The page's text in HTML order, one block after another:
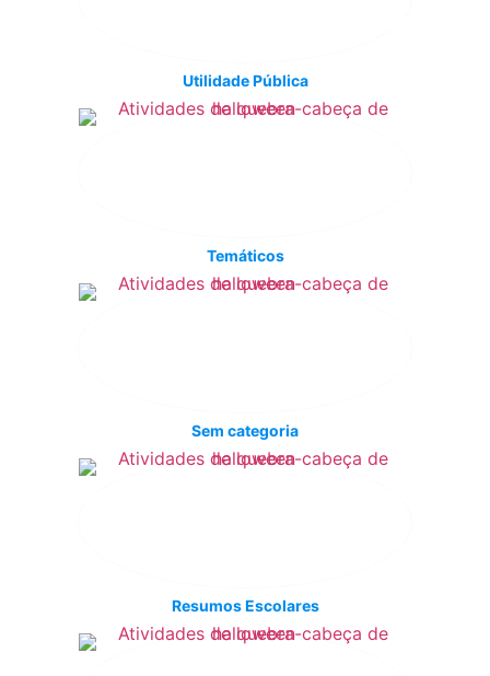
Utilidade Pública
Temáticos
Sem categoria
Resumos Escolares